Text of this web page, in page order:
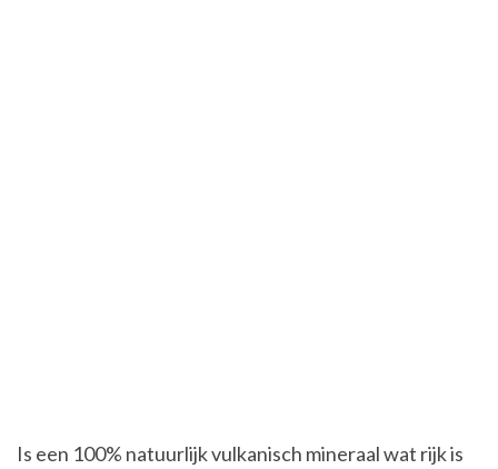
Is een 100% natuurlijk vulkanisch mineraal wat rijk is